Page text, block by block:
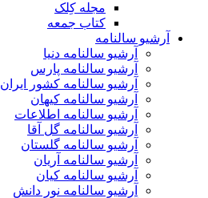
مجله کِلک
کتاب جمعه
آرشیو سالنامه
آرشیو سالنامه دنیا
آرشیو سالنامه پارس
آرشیو سالنامه کشور ایران
آرشیو سالنامه کیهان
آرشیو سالنامه اطلاعات
آرشیو سالنامه گل آقا
آرشیو سالنامه گلستان
آرشیو سالنامه آریان
آرشیو سالنامه کیان
آرشیو سالنامه نور دانش